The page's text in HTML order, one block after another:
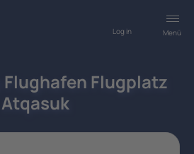
Menü
Log in
Flugplatz
Atqasuk